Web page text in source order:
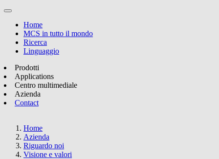
Home
MCS in tutto il mondo
Ricerca
Linguaggio
Prodotti
Applications
Centro multimediale
Azienda
Contact
Home
Azienda
Riguardo noi
Visione e valori